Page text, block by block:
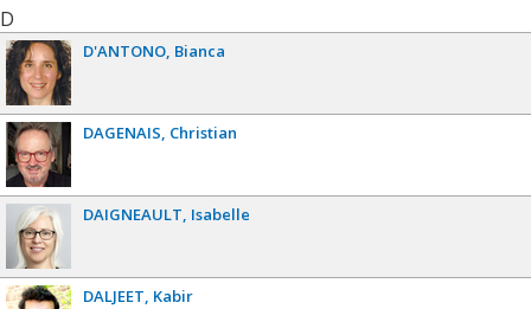
D
D'ANTONO Bianca
DAGENAIS Christian
DAIGNEAULT Isabelle
DALJEET Kabir